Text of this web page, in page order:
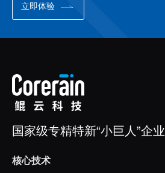
立即体验
国家级专精特新“小巨人”企业
核心技术